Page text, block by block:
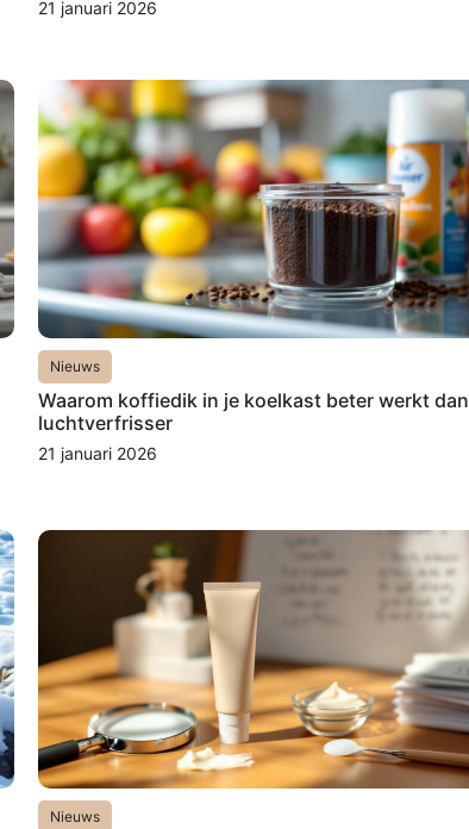
21 januari 2026
Nieuws
Waarom koffiedik in je koelkast beter werkt dan
luchtverfrisser
21 januari 2026
Nieuws